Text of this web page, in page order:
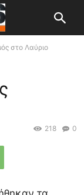
στο Λαύριο
0
218